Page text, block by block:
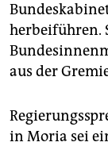
epaper login
herbeiführen.
aus der
in Moria sei